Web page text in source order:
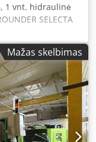
, 1 vnt. hidraulinė
SELECTA
nuotraukose,
Iefx Ac Eea
198190
cm Būklė:
Mažas skelbimas